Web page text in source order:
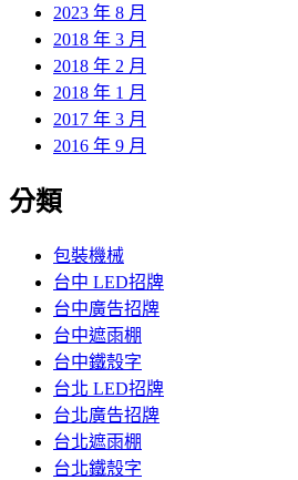
2023 年 8 月
2018 年 3 月
2018 年 2 月
2018 年 1 月
2017 年 3 月
2016 年 9 月
分類
包裝機械
台中 LED招牌
台中廣告招牌
台中遮雨棚
台中鐵殼字
台北 LED招牌
台北廣告招牌
台北遮雨棚
台北鐵殼字